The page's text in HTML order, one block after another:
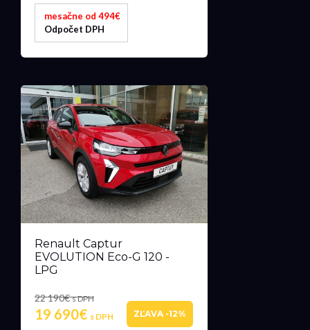
mesačne od 494€
Odpočet DPH
Renault Captur
EVOLUTION Eco-G 120 -
LPG
22 190€s DPH
19 690€ s DPH ZĽAVA -12%